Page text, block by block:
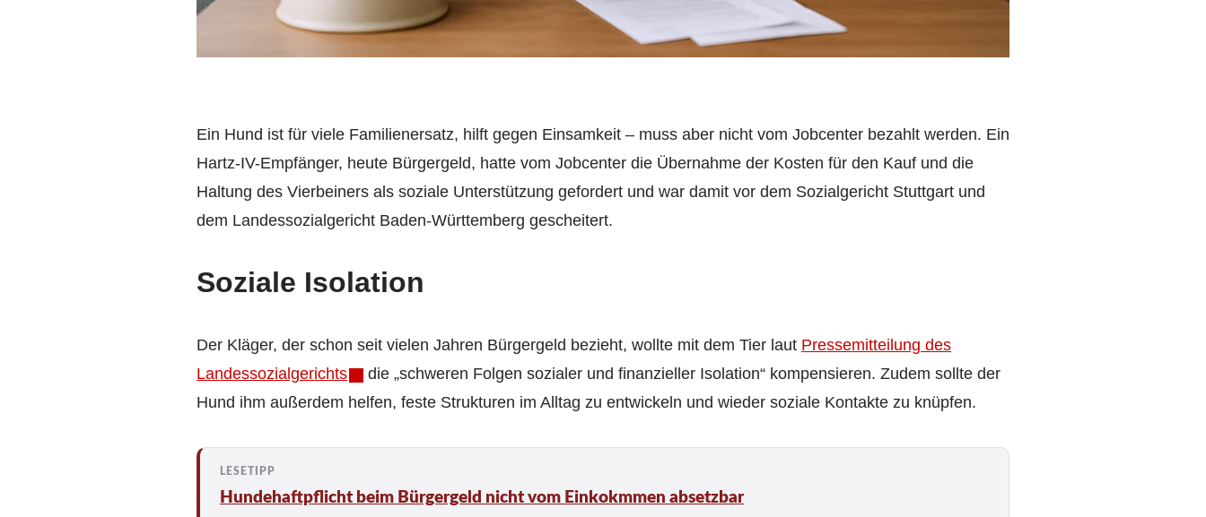
Ein Hund ist für viele Familienersatz, hilft gegen Einsamkeit – muss aber nicht vom Jobcenter bezahlt werden. Ein
Hartz-IV-Empfänger, heute Bürgergeld, hatte vom Jobcenter die Übernahme der Kosten für den Kauf und die
Haltung des Vierbeiners als soziale Unterstützung gefordert und war damit vor dem Sozialgericht Stuttgart und
dem Landessozialgericht Baden-Württemberg gescheitert.
Soziale Isolation
Der Kläger, der schon seit vielen Jahren Bürgergeld bezieht, wollte mit dem Tier laut Pressemitteilung des
Landessozialgerichts
die „schweren Folgen sozialer und finanzieller Isolation“ kompensieren. Zudem sollte der
Hund ihm außerdem helfen, feste Strukturen im Alltag zu entwickeln und wieder soziale Kontakte zu knüpfen.
Hundehaftpflicht beim Bürgergeld nicht vom Einkokmmen absetzbar